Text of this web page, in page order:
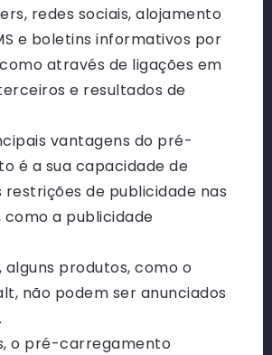
redes sociais, alojamento
e boletins informativos por
através de ligações em
e resultados de
vantagens do pré-
é a sua capacidade de
de publicidade nas
a publicidade
alguns produtos, como o
não podem ser anunciados
o pré-carregamento